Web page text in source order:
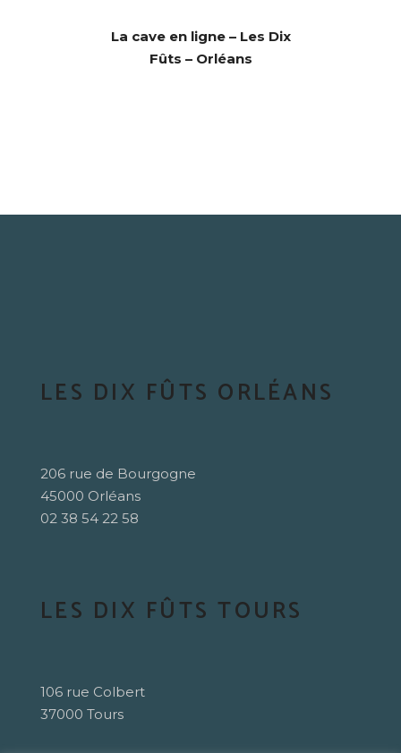
La cave en ligne – Les Dix
Fûts – Orléans
LES DIX FÛTS ORLÉANS
206 rue de Bourgogne
45000 Orléans
02 38 54 22 58
LES DIX FÛTS TOURS
106 rue Colbert
37000 Tours